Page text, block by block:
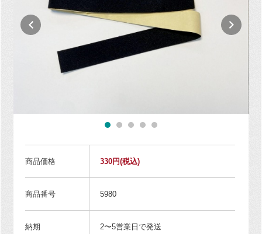
商品価格 330円(税込)
商品番号 5980
納期 2〜5営業日で発送